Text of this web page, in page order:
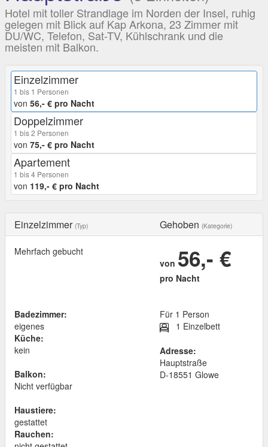
Hotel mit toller Strandlage im Norden der Insel, ruhig
gelegen mit Blick auf Kap Arkona, 23 Zimmer mit
DU/WC, Telefon, Sat-TV, Kühlschrank und die
meisten mit Balkon.
Einzelzimmer
1 bis 1 Personen
von 56,- € pro Nacht
Doppelzimmer
1 bis 2 Personen
von 75,- € pro Nacht
Apartement
1 bis 4 Personen
von 119,- € pro Nacht
Einzelzimmer (Typ) Gehoben (Kategorie)
Mehrfach gebucht
von 56,- €
pro Nacht
Badezimmer:
eigenes
Küche:
kein
Balkon:
Nicht verfügbar
Haustiere:
gestattet
Rauchen:
Für 1 Person
1 Einzelbett
Adresse:
Hauptstraße
D-18551 Glowe